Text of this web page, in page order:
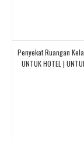
Penyekat Ruangan
UNTUK HOTEL |